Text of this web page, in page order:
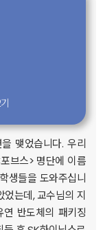
맺었습니다. 우리
브스> 명단에 이름
생들을 도와주십니
는데, 교수님의 지
반도체의 패키징